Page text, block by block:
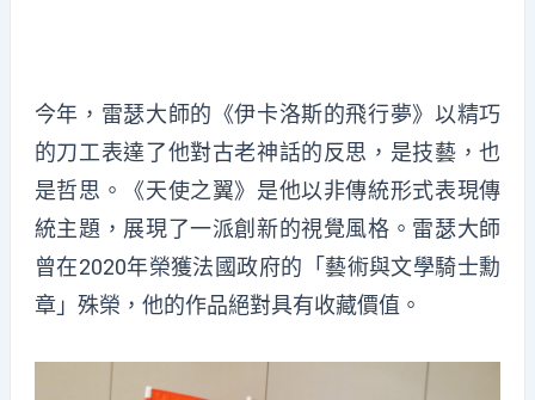
今年，雷瑟大師的《伊卡洛斯的飛行夢》以精巧
的刀工表達了他對古老神話的反思，是技藝，也
是哲思。《天使之翼》是他以非傳統形式表現傳
統主題，展現了一派創新的視覺風格。雷瑟大師
曾在2020年榮獲法國政府的「藝術與文學騎士勳
章」殊榮，他的作品絕對具有收藏價值。